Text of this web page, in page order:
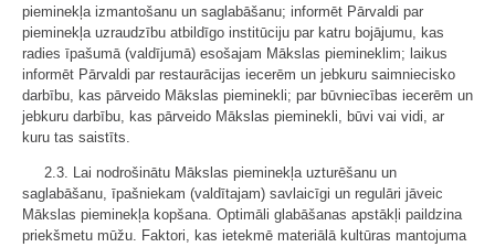
pieminekļa izmantošanu un saglabāšanu; informēt Pārvaldi par
pieminekļa uzraudzību atbildīgo institūciju par katru bojājumu, kas
radies īpašumā (valdījumā) esošajam Mākslas piemineklim; laikus
informēt Pārvaldi par restaurācijas iecerēm un jebkuru saimniecisko
darbību, kas pārveido Mākslas pieminekli; par būvniecības iecerēm un
jebkuru darbību, kas pārveido Mākslas pieminekli, būvi vai vidi, ar
kuru tas saistīts.
2.3. Lai nodrošinātu Mākslas pieminekļa uzturēšanu un
saglabāšanu, īpašniekam (valdītajam) savlaicīgi un regulāri jāveic
Mākslas pieminekļa kopšana. Optimāli glabāšanas apstākļi paildzina
priekšmetu mūžu. Faktori, kas ietekmē materiālā kultūras mantojuma